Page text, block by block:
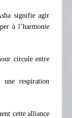
signifie agir
à l’harmonie
circule entre
respiration
cette alliance